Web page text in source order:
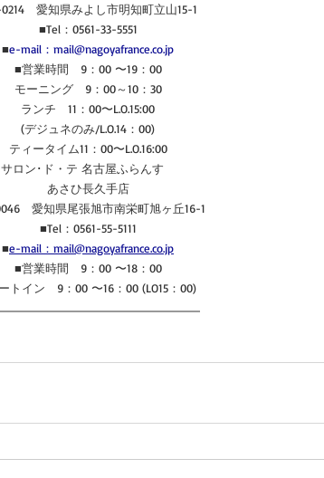
　愛知県みよし市明知町立山15-1
■Tel：0561-33-5551
■e-mail：mail@nagoyafrance.co.jp
■営業時間　9：00 〜19：00
モーニング　9：00～10：30
ランチ　11：00〜L.O.15:00
(デジュネのみ/L.O.14：00)
ティータイム11：00〜L.O.16:00
サロン･ド・テ 名古屋ふらんす
あさひ長久手店
　愛知県尾張旭市南栄町旭ヶ丘16-1
■Tel：0561-55-5111
■e-mail：mail@nagoyafrance.co.jp
■営業時間　9：00 〜18：00
トイン　9：00 〜16：00 (LO15：00)